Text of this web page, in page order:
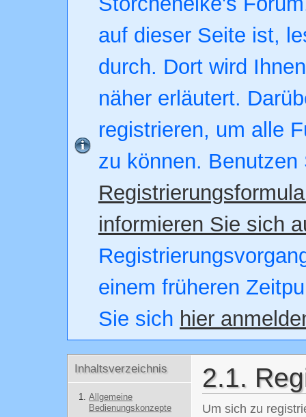
auf dieser Seite ist,
durch. Dort wird
näher erläutert.
registrieren, um alle
zu können. Benutzen
informieren Sie sich
einem früheren
Sie sich hier
Inhaltsverzeichnis
Allgemeine
Bedienungskonzepte
2.1.
Um sich zu